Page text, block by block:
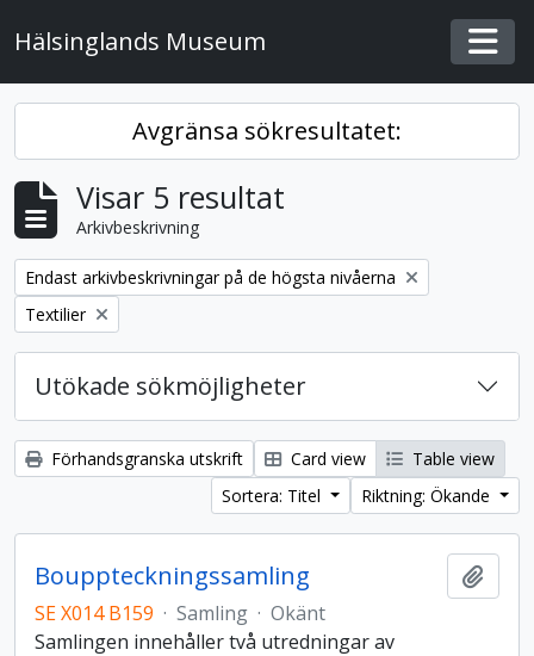
Hälsinglands Museum
Avgränsa sökresultatet:
Visar 5 resultat
Arkivbeskrivning
Remove filter:
Endast arkivbeskrivningar på de högsta nivåerna
Remove filter:
Textilier
Utökade sökmöjligheter
Förhandsgranska utskrift Card view
Table view
Sortera: Titel
Riktning: Ökande
Bouppteckningssamling
SE X014 B159 · Samling · Okänt
Samlingen innehåller två utredningar av